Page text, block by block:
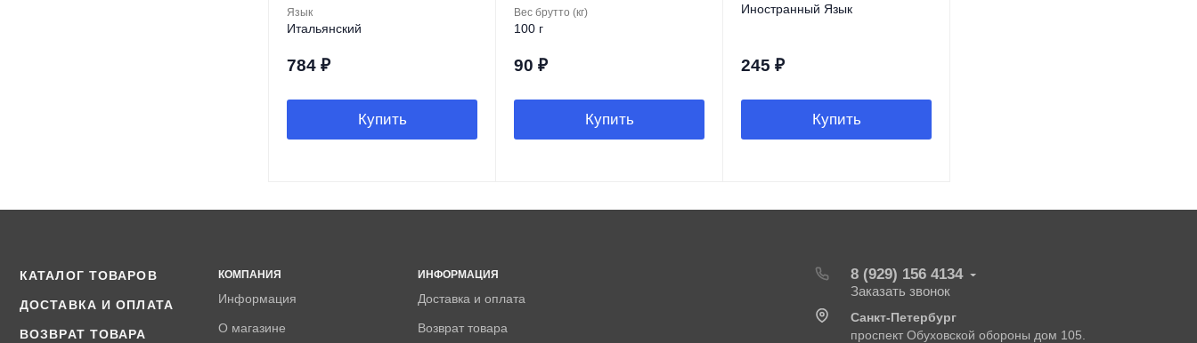
Язык
Итальянский
784 ₽
Купить
Вес брутто (кг)
100 г
90 ₽
Купить
Иностранный Язык
245 ₽
Купить
КАТАЛОГ ТОВАРОВ
ДОСТАВКА И ОПЛАТА
ВОЗВРАТ ТОВАРА
КОМПАНИЯ
Информация
О магазине
ИНФОРМАЦИЯ
Доставка и оплата
Возврат товара
8 (929) 156 4134
Заказать звонок
Санкт-Петербург
проспект Обуховской обороны дом 105.